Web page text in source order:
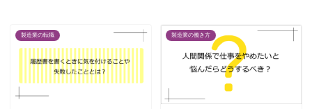
製造業の転職 製造業の働き方